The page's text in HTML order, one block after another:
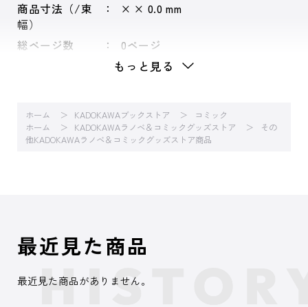
商品寸法（/束
幅）
× × 0.0 mm
総ページ数 0ページ
もっと見る
ホーム KADOKAWAブックストア
コミック
ホーム
KADOKAWAラノベ＆コミックグッズストア
その
他KADOKAWAラノベ＆コミックグッズストア商品
最近見た商品
最近見た商品がありません。